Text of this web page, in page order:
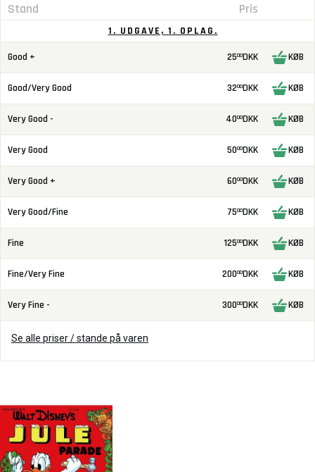
Stand Pris
1. UDGAVE, 1. OPLAG.
Good + 2500DKK KØB
Good/Very Good 3200DKK KØB
Very Good - 4000DKK KØB
Very Good 5000DKK KØB
Very Good + 6000DKK KØB
Very Good/Fine 7500DKK KØB
Fine 12500DKK KØB
Fine/Very Fine 20000DKK KØB
Very Fine - 30000DKK KØB
Se alle priser / stande på varen